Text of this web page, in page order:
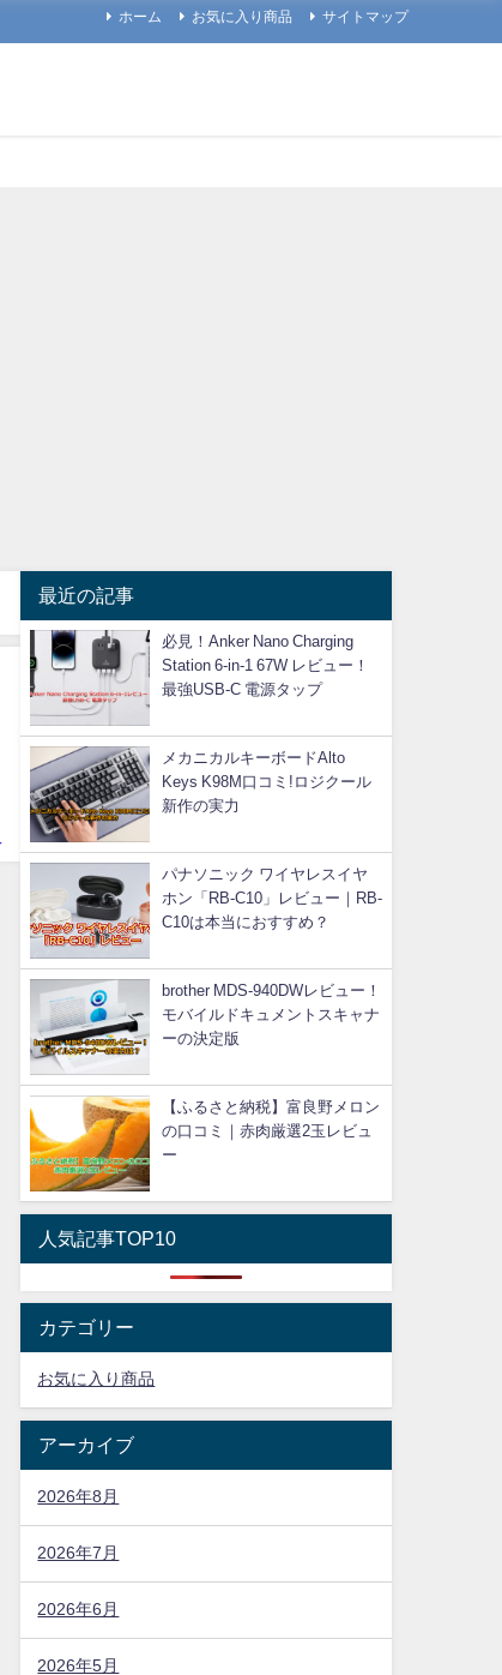
ホーム お気に入り商品 サイトマップ
最近の記事
必見！Anker Nano Charging
Station 6-in-1 67W レビュー！
最強USB-C 電源タップ
メカニカルキーボードAlto
Keys K98M口コミ!ロジクール
新作の実力
パナソニック ワイヤレスイヤ
ホン「RB-C10」レビュー｜RB-
C10は本当におすすめ？
brother MDS-940DWレビュー！
モバイルドキュメントスキャナ
ーの決定版
【ふるさと納税】富良野メロン
の口コミ｜赤肉厳選2玉レビュ
ー
人気記事TOP10
カテゴリー
お気に入り商品
アーカイブ
2026年8月
2026年7月
2026年6月
2026年5月